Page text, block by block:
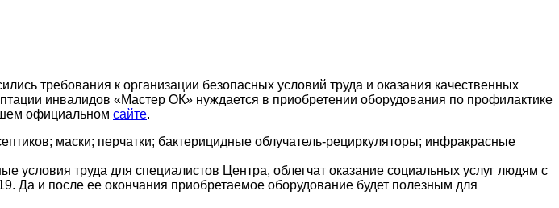
требования к организации безопасных условий труда и оказания качественных
инвалидов «Мастер ОК» нуждается в приобретении оборудования по профилактике
официальном сайте.
маски; перчатки; бактерицидные облучатель-рециркуляторы; инфракрасные
условия труда для специалистов Центра, облегчат оказание социальных услуг людям с
Да и после ее окончания приобретаемое оборудование будет полезным для